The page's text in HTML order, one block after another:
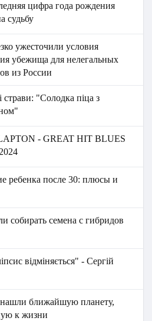
цифра года рождения
судьбу
ужесточили условия
убежища для нелегальных
из России
страви: "Солодка піца з
- GREAT HIT BLUES
ребенка после 30: плюсы и
собирать семена с гибридов
відміняється" - Сергій
ближайшую планету,
к жизни